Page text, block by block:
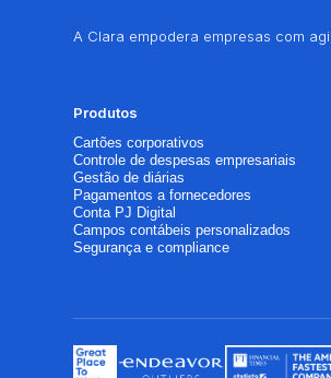
A Clara empodera empresas com
Produtos
Cartões corporativos
Controle de despesas empresariais
Gestão de diárias
Pagamentos a fornecedores
Conta PJ Digital
Campos contábeis personalizados
Segurança e compliance